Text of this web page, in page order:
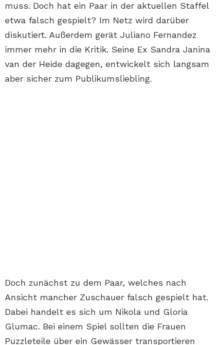
muss. Doch hat ein Paar in der aktuellen Staffel
etwa falsch gespielt? Im Netz wird darüber
diskutiert. Außerdem gerät Juliano Fernandez
immer mehr in die Kritik. Seine Ex Sandra Janina
van der Heide dagegen, entwickelt sich langsam
aber sicher zum Publikumsliebling.
Doch zunächst zu dem Paar, welches nach
Ansicht mancher Zuschauer falsch gespielt hat.
Dabei handelt es sich um Nikola und Gloria
Glumac. Bei einem Spiel sollten die Frauen
Puzzleteile über ein Gewässer transportieren